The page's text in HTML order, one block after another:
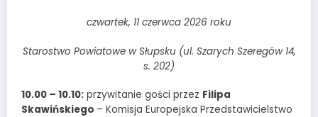
czwartek, 11 czerwca 2026 roku
Starostwo Powiatowe w Słupsku (ul. Szarych Szeregów 14,
s. 202)
10.00 – 10.10: przywitanie gości przez Filipa
Skawińskiego – Komisja Europejska Przedstawicielstwo